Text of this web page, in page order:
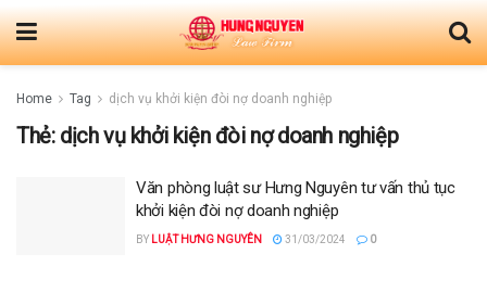
Home Tag dịch vụ khởi kiện đòi nợ doanh nghiệp
Thẻ: dịch vụ khởi kiện đòi nợ doanh nghiệp
Văn phòng luật sư Hưng Nguyên tư vấn thủ tục
khởi kiện đòi nợ doanh nghiệp
BY LUẬT HƯNG NGUYÊN 31/03/2024 0